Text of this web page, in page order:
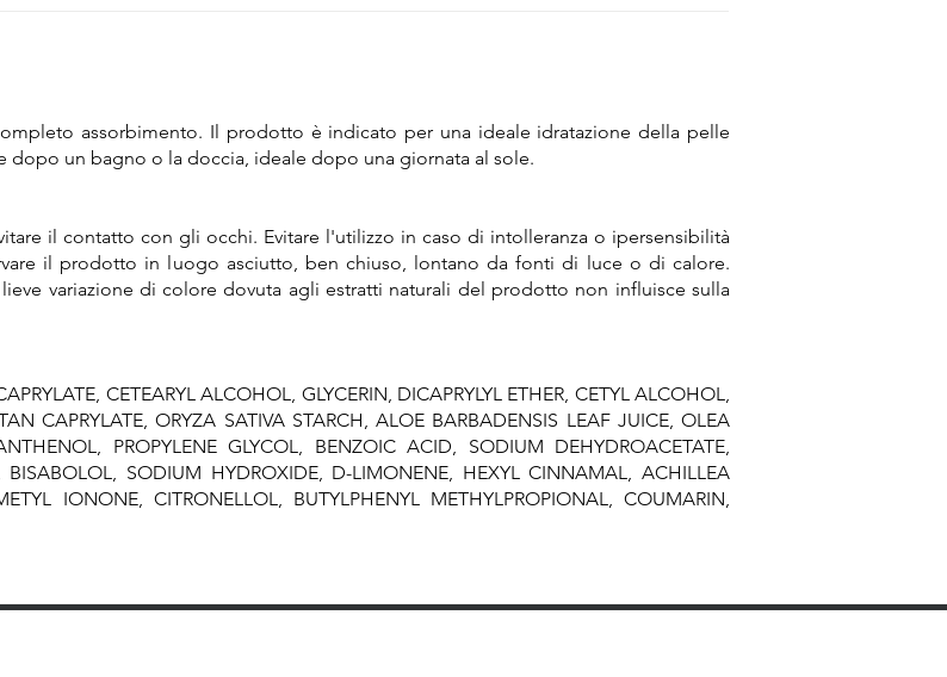
assorbimento. Il prodotto è indicato per una ideale idratazione della pelle
dopo un bagno o la doccia, ideale dopo una giornata al sole.
il contatto con gli occhi. Evitare l'utilizzo in caso di intolleranza o ipersensibilità
il prodotto in luogo asciutto, ben chiuso, lontano da fonti di luce o di calore.
variazione di colore dovuta agli estratti naturali del prodotto non influisce sulla
CETEARYL ALCOHOL, GLYCERIN, DICAPRYLYL ETHER, CETYL ALCOHOL,
CAPRYLATE, ORYZA SATIVA STARCH, ALOE BARBADENSIS LEAF JUICE, OLEA
PROPYLENE GLYCOL, BENZOIC ACID, SODIUM DEHYDROACETATE,
BISABOLOL, SODIUM HYDROXIDE, D-LIMONENE, HEXYL CINNAMAL, ACHILLEA
IONONE, CITRONELLOL, BUTYLPHENYL METHYLPROPIONAL, COUMARIN,